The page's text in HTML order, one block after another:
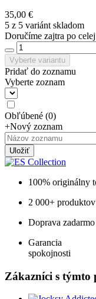
35,00 €
5 z 5 variánt skladom
Doručíme zajtra po
Vyberte variantu
Pridať do zoznamu
Vyberte zoznam
Obľúbené (0)
+Nový zoznam
Uložiť
100% originálny
2 000+
Doprava
Garancia
spokojnosti
Zákazníci s